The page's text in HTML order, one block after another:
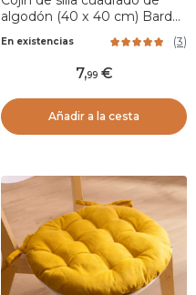
algodón (40 x 40 cm) Bardot
En existencias (3)
7,99
Añadir a la cesta